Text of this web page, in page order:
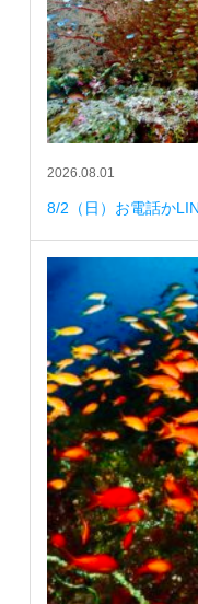
2026.08.01
8/2（日）お電話か